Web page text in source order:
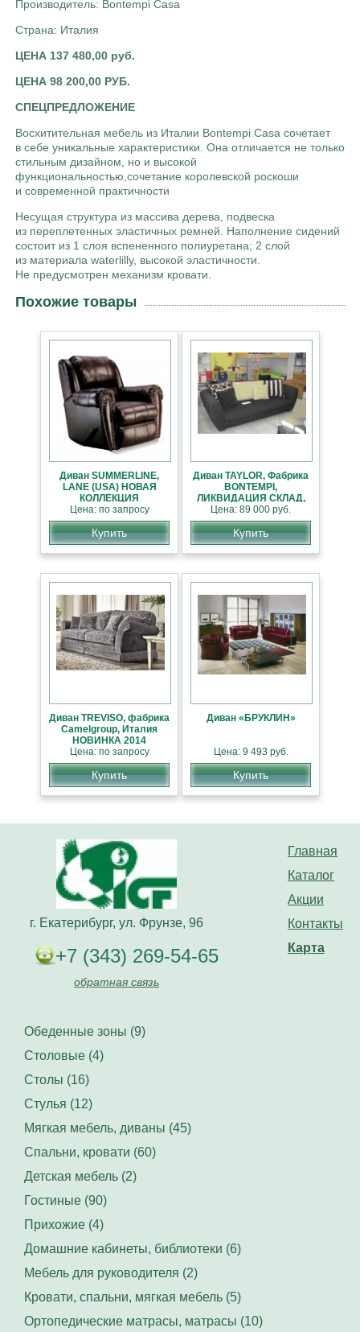
Производитель: Bontempi Сasa
Страна: Италия
ЦЕНА 137 480,00 руб.
ЦЕНА 98 200,00 РУБ.
СПЕЦПРЕДЛОЖЕНИЕ
Восхитительная мебель из Италии Bontempi Сasa сочетает
в себе уникальные характеристики. Она отличается не только
стильным дизайном, но и высокой
функциональностью,сочетание королевской роскоши
и современной практичности
Несущая структура из массива дерева, подвеска
из переплетенных эластичных ремней. Наполнение сидений
состоит из 1 слоя вспененного полиуретана; 2 слой
из материала waterlilly, высокой эластичности.
Не предусмотрен механизм кровати.
Похожие товары
Диван SUMMERLINE,
LANE (USA) НОВАЯ
КОЛЛЕКЦИЯ
АМЕРИКАНСКОЙ
МЕБЕЛИ
Цена: по запросу
Купить
Диван TAYLOR, Фабрика
BONTEMPI,
ЛИКВИДАЦИЯ СКЛАД,
СКИДКА 25%
Цена: 89 000 руб.
Купить
Диван TREVISO, фабрика
Camelgroup, Италия
НОВИНКА 2014
Цена: по запросу
Купить
Диван «БРУКЛИН»
Цена: 9 493 руб.
Купить
Главная
Каталог
Акции
Контакты
Карта
г. Екатерибург, ул. Фрунзе, 96
+7 (343) 269-54-65
обратная связь
Обеденные зоны (9)
Столовые (4)
Столы (16)
Стулья (12)
Мягкая мебель, диваны (45)
Спальни, кровати (60)
Детская мебель (2)
Гостиные (90)
Прихожие (4)
Домашние кабинеты, библиотеки (6)
Мебель для руководителя (2)
Кровати, спальни, мягкая мебель (5)
Ортопедические матрасы, матрасы (10)